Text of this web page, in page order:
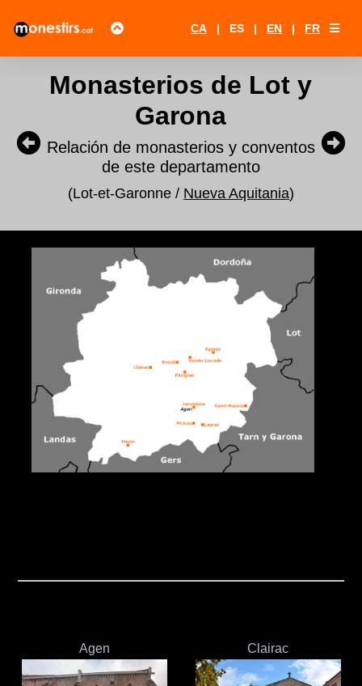
CA | ES | EN | FR
Monasterios de Lot y
Garona
Relación de monasterios y conventos
de este departamento
(Lot-et-Garonne / Nueva Aquitania)
Agen Clairac